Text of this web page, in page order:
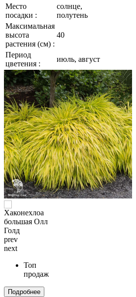
Место
посадки :
солнце,
полутень
Максимальная
высота
растения (см) :
40
Период
цветения :
июль, август
prev
next
Топ
продаж
Подробнее